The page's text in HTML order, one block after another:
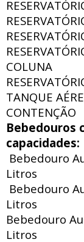
COLUNA
TANQUE
CONTENÇÃO
Bebedouros
capacidades:
Bebedouro
Litros
Bebedouro
Litros
Bebedouro
Litros